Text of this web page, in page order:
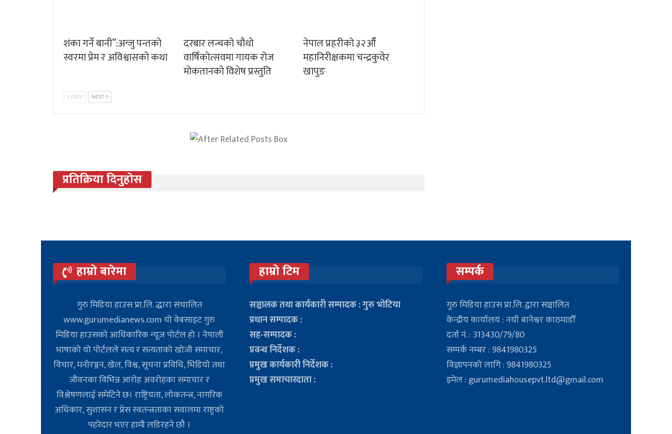
शंका गर्ने बानी”:अन्जु पन्तको
स्वरमा प्रेम र अविश्वासको कथा
दरबार लन्चको चौथो
वार्षिकोत्सवमा गायक रोज
मोकतानको विशेष प्रस्तुति
नेपाल प्रहरीको ३२औँ
महानिरीक्षकमा चन्द्रकुवेर
खापुङ
PREV NEXT
प्रतिक्रिया दिनुहोस
हाम्रो बारेमा
गुरु मिडिया हाउस प्रा.लि. द्धारा संचालित
www.gurumedianews.com यो वेबसाइट गुरु
मिडिया हाउसकाे आधिकारिक न्यूज पोर्टल हो । नेपाली
भाषाको यो पोर्टलले सत्य र सत्यताको खोजी समाचार,
विचार, मनोरञ्जन, खेल, विश्व, सूचना प्रविधि, भिडियो तथा
जीवनका विभिन्न आरोह अवरोहका समाचार र
विश्लेषणलाई समेटिने छ। राष्ट्रियता, लोकतन्त्र, नागरिक
अधिकार, सुशासन र प्रेस स्वतन्त्रताका सवालमा राष्ट्रको
पहरेदार भएर हामी लडिरहने छौ ।
हाम्रो टिम
सञ्चालक तथा कार्यकारी सम्पादक : गुरु भोटिया
प्रधान सम्पादक :
सह-सम्पादक :
प्रवन्ध निर्देशक :
प्रमुख कार्यकारी निर्देशक :
प्रमुख समाचारदाता :
सम्पर्क
गुरु मिडिया हाउस प्रा.लि. द्वारा सञ्चालित
केन्द्रीय कार्यालय : नयाँ बानेश्वर काठमाडौँ
दर्ता नं. : 313430/79/80
सम्पर्क नम्बर : 9841980325
विज्ञापनको लागि : 9841980325
इमेल : gurumediahousepvt.ltd@gmail.com